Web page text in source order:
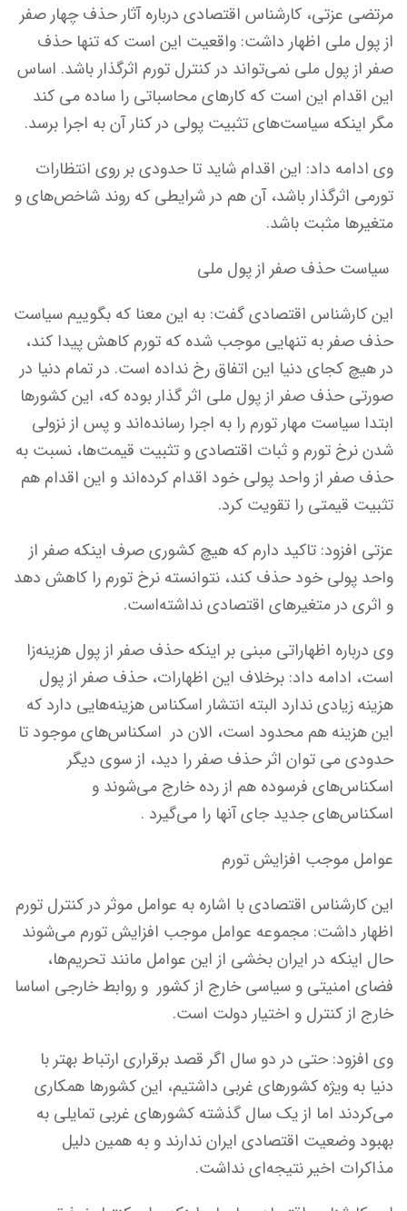
مرتضی عزتی، کارشناس اقتصادی درباره آثار حذف چهار صفر
از پول ملی اظهار داشت: واقعیت این است که تنها حذف
صفر از پول ملی نمی‌تواند در کنترل تورم اثرگذار باشد. اساس
این اقدام این است که کارهای محاسباتی را ساده می کند
مگر اینکه سیاست‌های تثبیت پولی در کنار آن به اجرا برسد.
وی ادامه داد: این اقدام شاید تا حدودی بر روی انتظارات
تورمی اثرگذار باشد، آن هم در شرایطی که روند شاخص‌های و
متغیرها مثبت باشد.
سیاست حذف صفر از پول ملی
این کارشناس اقتصادی گفت: به این معنا که بگوییم سیاست
حذف صفر به تنهایی موجب شده که تورم کاهش پیدا کند،
در هیچ کجای دنیا این اتفاق رخ نداده است. در تمام دنیا در
صورتی حذف صفر از پول ملی اثر گذار بوده که، این کشورها
ابتدا سیاست مهار تورم را به اجرا رسانده‌اند و پس از نزولی
شدن نرخ تورم و ثبات اقتصادی و تثبیت قیمت‌ها، نسبت به
حذف صفر از واحد پولی خود اقدام کرده‌اند و این اقدام هم
تثبیت قیمتی را تقویت کرد.
عزتی افزود: تاکید دارم که هیچ کشوری صرف اینکه صفر از
واحد پولی خود حذف کند، نتوانسته نرخ تورم را کاهش دهد
و اثری در متغیرهای اقتصادی نداشته‌است.
وی درباره اظهاراتی مبنی بر اینکه حذف صفر از پول هزینه‌زا
است، ادامه داد: برخلاف این اظهارات، حذف صفر از پول
هزینه زیادی ندارد البته انتشار اسکناس هزینه‌هایی دارد که
این هزینه هم محدود است، الان در اسکناس‌های موجود تا
حدودی می توان اثر حذف صفر را دید، از سوی دیگر
اسکناس‌های فرسوده هم از رده خارج می‌شوند و
اسکناس‌های جدید جای آنها را می‌گیرد .
عوامل موجب افزایش تورم
این کارشناس اقتصادی با اشاره به عوامل موثر در کنترل تورم
اظهار داشت: مجموعه عوامل موجب افزایش تورم می‌شوند
حال اینکه در ایران بخشی از این عوامل مانند تحریم‌ها،
فضای امنیتی و سیاسی خارج از کشور و روابط خارجی اساسا
خارج از کنترل و اختیار دولت است.
وی افزود: حتی در دو سال اگر قصد برقراری ارتباط بهتر با
دنیا به ویژه کشورهای غربی داشتیم، این کشورها همکاری
می‌کردند اما از یک سال گذشته کشورهای غربی تمایلی به
بهبود وضعیت اقتصادی ایران ندارند و به همین دلیل
مذاکرات اخیر نتیجه‌ای نداشت.